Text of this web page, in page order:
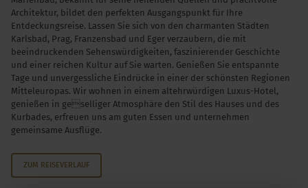
Architektur, bildet den perfekten Ausgangspunkt für Ihre
Entdeckungsreise. Lassen Sie sich von den charmanten Städten
Karlsbad, Prag, Franzensbad und Eger verzaubern, die mit
beeindruckenden Sehenswürdigkeiten, faszinierender Geschichte
und einer reichen Kultur auf Sie warten. Genießen Sie entspannte
Tage und unvergessliche Eindrücke in einer der schönsten Regionen
Mitteleuropas. Wir wohnen in einem altehrwürdigen Luxus-Hotel,
genießen in geselliger Atmosphäre den Stil des Hauses und des
Kurbades, erfreuen uns am guten Essen und unternehmen
gemeinsame Ausflüge.
ZUM REISEVERLAUF